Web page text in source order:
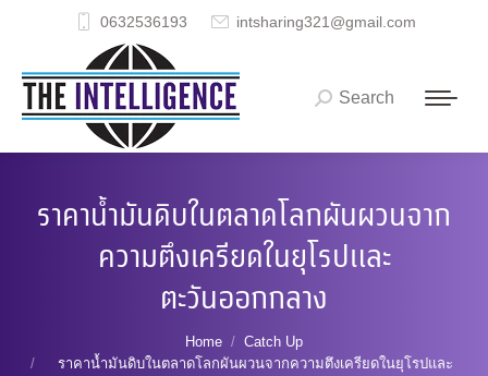
0632536193 intsharing321@gmail.com
Search:
Search
ราคาน้ำมันดิบในตลาดโลกผันผวนจาก
ความตึงเครียดในยุโรปและ
ตะวันออกกลาง
Home
Catch Up
ราคาน้ำมันดิบในตลาดโลกผันผวนจากความตึงเครียดในยุโรปและ